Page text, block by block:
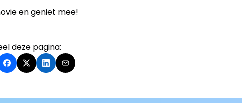
en geniet mee!
deze pagina: